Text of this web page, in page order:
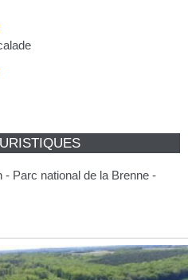
Parc national de la Brenne -